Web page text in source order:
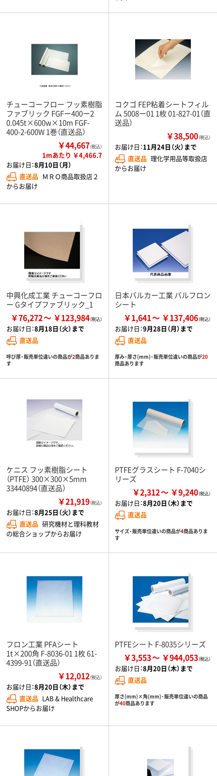
チューコーフロー フッ素樹脂
ファブリック FGFー400ー2
0.045t×600w×10m FGF-
400-2-600W 1巻（直送品）
￥44,667（税込）
1mあたり ￥4,466.7
お届け日：8月10日（月）
直送品 ＭＲＯ商品取扱店２
からお届け
コクゴ FEP粘着シートフィル
ム 5008ー01 1枚 01-827-01（直
送品）
￥38,500（税込）
お届け日：11月24日（火）まで
直送品 理化学用品等取扱店
からお届け
中興化成工業 チューコーフロ
ー Gタイプファブリック_1
￥76,272 ￥123,984
お届け日：8月18日（火）まで
直送品
呼び厚・販売単位違いの商品が2商品ありま
す
日本バルカー工業 バルフロン
シート
￥1,641 ￥137,406
お届け日：9月28日（月）まで
直送品
厚み・厚さ(mm)・販売単位違いの商品が20
商品あります
ケニス フッ素樹脂シート
（PTFE） 300×300×5mm
33440894（直送品）
￥21,919（税込）
お届け日：8月25日（火）まで
直送品 研究機材と理科教材
の総合ショップからお届け
PTFEグラスシート F-7040シ
リーズ
￥2,312 ￥9,240
お届け日：8月20日（木）まで
直送品
サイズ・販売単位違いの商品が4商品ありま
す
フロン工業 PFAシート
1t×200角 F-8036-01 1枚 61-
4399-91（直送品）
￥12,012（税込）
お届け日：8月20日（木）まで
直送品 LAB & Healthcare
SHOPからお届け
PTFEシート F-8035シリーズ
￥3,553 ￥944,053
お届け日：8月20日（木）まで
直送品
厚さ(mm)×角(mm)・販売単位違いの商品
が40商品あります